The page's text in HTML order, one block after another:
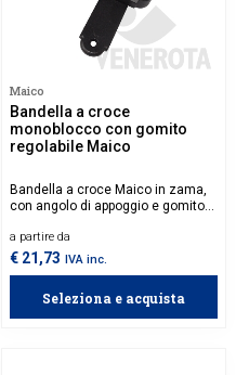
Maico
Bandella a croce
monoblocco con gomito
regolabile Maico
Bandella a croce Maico in zama,
con angolo di appoggio e gomito
l’installazione su sistemi
monoblocco.
a partire da
€ 21,73 IVA inc.
Seleziona e acquista